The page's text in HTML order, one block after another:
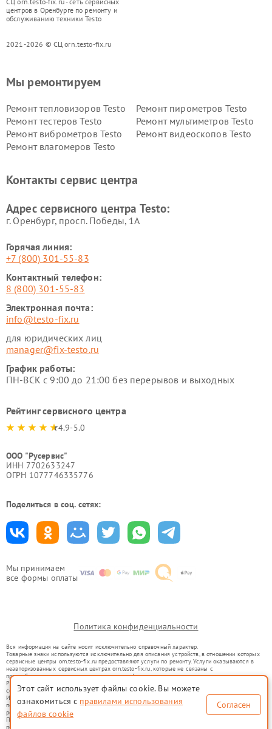
центров в Оренбурге по ремонту и
обслуживанию техники Testo
2021-2026 © СЦ orn.testo-fix.ru
Мы принимаем
все формы оплаты
Мы ремонтируем
Ремонт тепловизоров Testo
Ремонт пирометров Testo
Ремонт тестеров Testo
Ремонт мультиметров Testo
Ремонт виброметров Testo
Ремонт видеоскопов Testo
Ремонт влагомеров Testo
Контакты сервис центра
Адрес сервисного центра Testo:
г. Оренбург, просп. Победы, 1А
Горячая линия:
+7 (800) 301-55-83
Контактный телефон:
8 (800) 301-55-83
Электронная почта:
info@testo-fix.ru
для юридических лиц
manager@fix-testo.ru
График работы:
ПН-ВСК с 9:00 до 21:00 без перерывов и выходных
Рейтинг сервисного центра
4.9-5.0
ООО "Русервис"
ИНН 7702633247
ОГРН 1077746335776
Поделиться в соц. сетях:
Политика конфиденциальности
Вся информация на сайте носит исключительно справочный характер.
Товарные знаки используются исключительно для описания устройств, в отношении которых
сервисные центры orn.testo-fix.ru предоставляют услуги по ремонту. Услуги оказываются в
неавторизованных сервисных центрах orn.testo-fix.ru, которые не связаны с
правообладателями товарных знаков или их официальными представителями.
Ремонт осуществляется для устройств, уже введенных в гражданский оборот в соответствии
со статьей 1487 ГК РФ.
Использование товарных знаков не преследует цели индивидуализации услуг или введения
потребителей в заблуждение, а служит для информирования о предоставляемых услугах по
ремонту техники указанных брендов.
Представленная на сайте информация не является публичной офертой, определяемой
положениями Статьи 437(2) Гражданского кодекса РФ
Этот сайт использует файлы cookie. Вы можете
ознакомиться с правилами использования
файлов cookie
Согласен